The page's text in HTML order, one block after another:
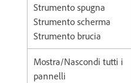
Strumento spugna
Strumento scherma
Strumento brucia
Mostra/Nascondi tutti i
pannelli